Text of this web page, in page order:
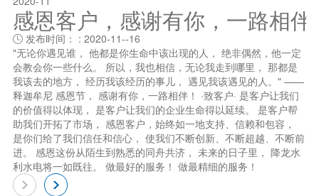
感恩客户，感谢有你，一路相伴
发布时间： : 2020-11--16
"无论你遇见谁， 他都是你生命中该出现的人， 绝非偶然，他一定
会教会你一些什么。 所以，我也相信，无论我走到哪里， 那都是
我该去的地方， 经历我该经历的事儿， 遇见我该遇见的人。" ——
释迦牟尼 感恩节， 感谢有你，一路相伴！ ·致客户· 是客户让我们
的价值得以体现， 是客户让我们的企业生命得以延续。 是客户帮
助我们开拓了市场， 感恩客户，始终如一地支持、信赖和包容，
是你们给了我们信任和信心， 使我们不断创新、不断超越、不断前
进。 感恩这份从陌生到熟悉的同舟共济， 未来的日子里， 降龙水
利水电将一如既往。 做最好的服务！ 做最精细的服务！